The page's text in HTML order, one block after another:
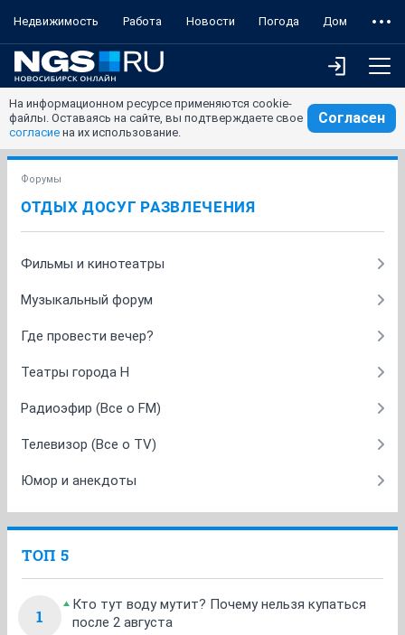
Недвижимость Работа Новости Погода Дом
На информационном ресурсе применяются cookie-
файлы. Оставаясь на сайте, вы подтверждаете свое
согласие на их использование.
Согласен
Форумы
ОТДЫХ ДОСУГ РАЗВЛЕЧЕНИЯ
Фильмы и кинотеатры
Музыкальный форум
Где провести вечер?
Театры города Н
Радиоэфир (Все о FM)
Телевизор (Все о TV)
Юмор и анекдоты
ТОП 5
1
Кто тут воду мутит? Почему нельзя купаться
после 2 августа